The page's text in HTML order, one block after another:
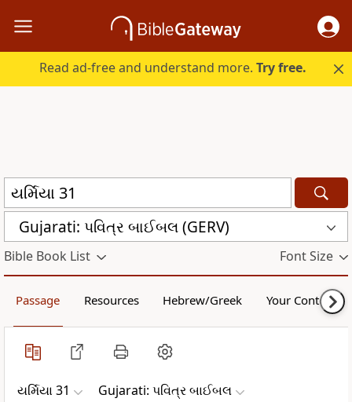
Read ad-free and understand more.Try free.
Gujarati: પવિત્ર બાઈબલ (GERV)
Bible Book List Font Size
Passage Resources Hebrew/Greek Your Content
યર્મિયા 31 Gujarati: પવિત્ર બાઈબલ